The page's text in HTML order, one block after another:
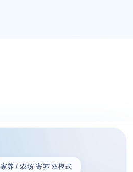
家养 / 农场"寄养"双模式